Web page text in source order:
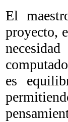
El
proyecto,
es